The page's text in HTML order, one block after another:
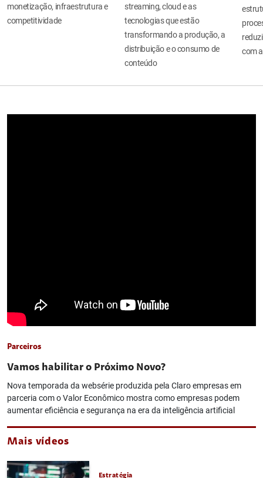
monetização, infraestrutura e
competitividade
streaming, cloud e as
tecnologias que estão
transformando a produção, a
distribuição e o consumo de
conteúdo
com
Parceiros
Vamos habilitar o Próximo Novo?
Nova temporada da websérie produzida pela Claro empresas em
parceria com o Valor Econômico mostra como empresas podem
aumentar eficiência e segurança na era da inteligência artificial
Mais vídeos
Estratégia